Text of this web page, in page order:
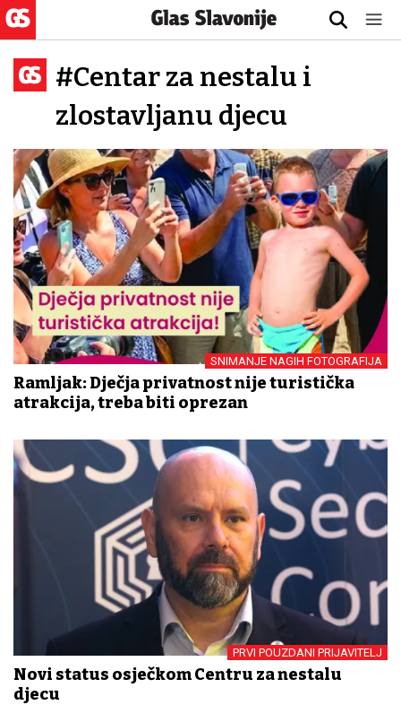
#Centar za nestalu i
zlostavljanu djecu
SNIMANJE NAGIH FOTOGRAFIJA
Ramljak: Dječja privatnost nije turistička
atrakcija, treba biti oprezan
PRVI POUZDANI PRIJAVITELJ
Novi status osječkom Centru za nestalu
djecu